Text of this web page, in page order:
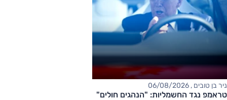
ניר בן טובים , 06/08/2026
טראמפ נגד החשמליות: "הנהגים חולים"